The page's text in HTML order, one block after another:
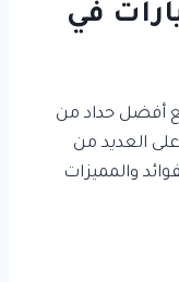
في
أفضل حداد من
العديد من
والمميزات